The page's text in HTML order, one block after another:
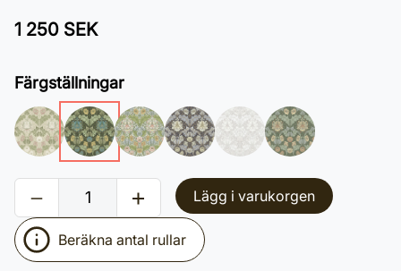
1 250 SEK
Färgställningar
Lägg i varukorgen
Beräkna antal rullar